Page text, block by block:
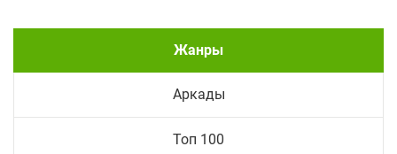
Жанры
Аркады
Топ 100